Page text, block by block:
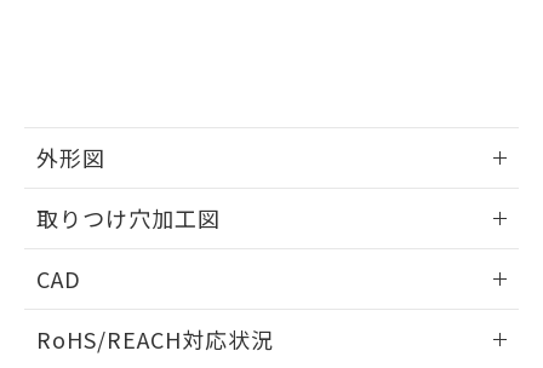
外形図
取りつけ穴加工図
CAD
ドすることができます。
RoHS/REACH対応状況
および当社の共同利用者が、当社の製
引・商談に必要な範囲で利用すること
をご了承ください。
※当社の共同利用者とは、
指します。
下記の非含有証明書をダウンロードするこ
とができます。
EU RoHS指令（10物質）の非含有証明書
51物質の非含有証明書（当社基準）
るもので、過去に遡って非含有を証明する
ものではありません。
また、RoHS指令のフタル酸エステル類４